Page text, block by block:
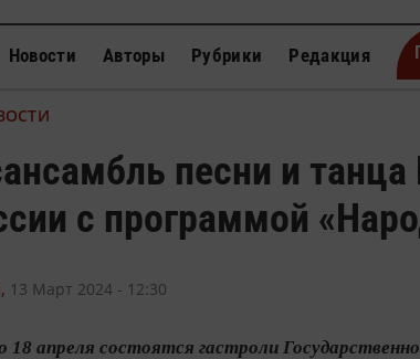
Новости Авторы Рубрики Редакция
песни и
с программой
13 Март 2024 - 12:30
18 апреля состоятся гастроли